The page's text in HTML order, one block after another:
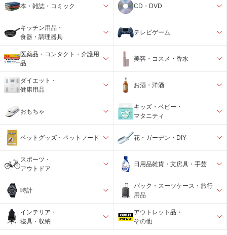
本・雑誌・コミック CD・DVD
キッチン用品・
食器・調理器具
テレビゲーム
医薬品・コンタクト・介護用
品
美容・コスメ・香水
ダイエット・
健康用品
お酒・洋酒
おもちゃ
キッズ・ベビー・
マタニティ
ペットグッズ・ペットフード 花・ガーデン・DIY
スポーツ・
アウトドア
日用品雑貨・文房具・手芸
時計
バック・スーツケース・旅行
用品
インテリア・
寝具・収納
アウトレット品・
その他